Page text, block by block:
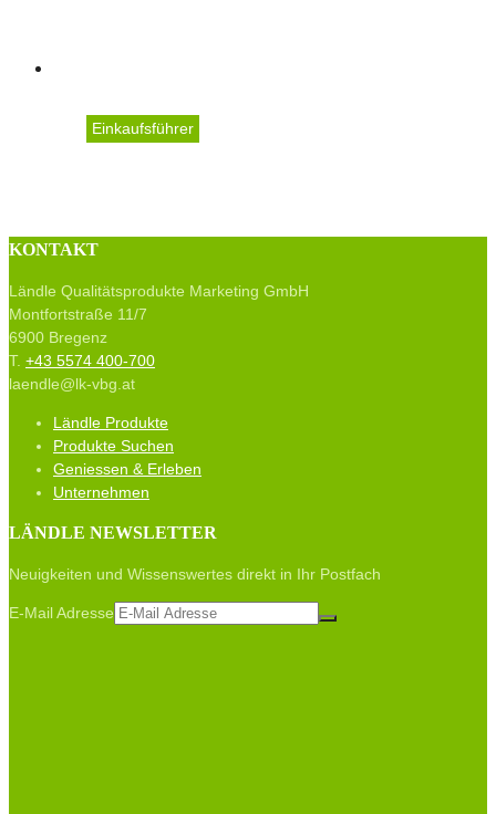
Einkaufsführer
KONTAKT
Ländle Qualitätsprodukte Marketing GmbH
Montfortstraße 11/7
6900 Bregenz
T. +43 5574 400-700
laendle@lk-vbg.at
Ländle Produkte
Produkte Suchen
Geniessen & Erleben
Unternehmen
LÄNDLE NEWSLETTER
Neuigkeiten und Wissenswertes direkt in Ihr Postfach
E-Mail Adresse